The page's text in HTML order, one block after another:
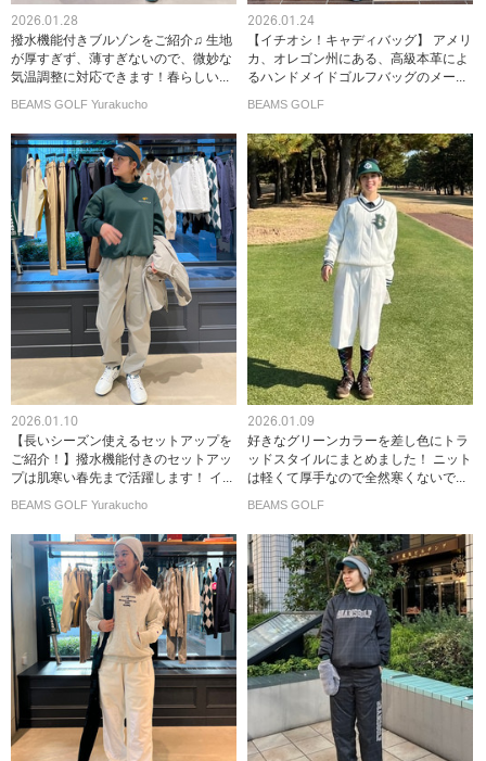
2026.01.28
撥水機能付きブルゾンをご紹介♫ 生地
が厚すぎず、薄すぎないので、微妙な
気温調整に対応できます！春らしい...
BEAMS GOLF Yurakucho
2026.01.24
【イチオシ！キャディバッグ】 アメリ
カ、オレゴン州にある、高級本革によ
るハンドメイドゴルフバッグのメー...
BEAMS GOLF
2026.01.10
【長いシーズン使えるセットアップを
ご紹介！】撥水機能付きのセットアッ
プは肌寒い春先まで活躍します！ イ...
BEAMS GOLF Yurakucho
2026.01.09
好きなグリーンカラーを差し色にトラ
ッドスタイルにまとめました！ ニット
は軽くて厚手なので全然寒くないで...
BEAMS GOLF